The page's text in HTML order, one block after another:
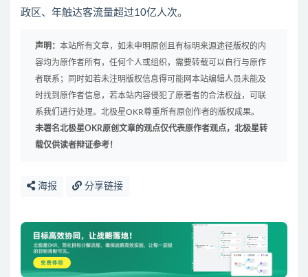
政区、年触达客流量超过10亿人次。
声明： 本站所有文章，如未申明原创且有标明来源途径版权的内
容均为原作者所有，任何个人或组织，需要转载可以自行与原作
者联系；同时如若未注明版权信息得可能网本站编辑人员未能及
时找到原作者信息，若本站内容侵犯了原著者的合法权益，可联
系我们进行处理。北极星OKR尊重所有原创作者的版权成果。
未署名北极星OKR原创文章的观点仅代表原作者观点，北极星转
载仅供读者辩证参考！
海报 分享链接